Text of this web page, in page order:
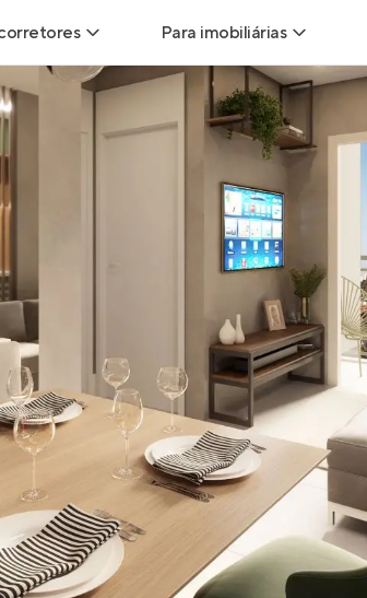
para Corretores
imobiliárias
de Corretores
Verificado
imóveis
Para imobiliárias
Leads para Imobiliárias
Hub de imobiliárias
Anunciar imóveis